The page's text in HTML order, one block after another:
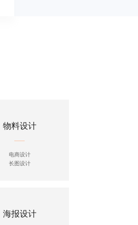
物料设计
电商设计
长图设计
海报设计